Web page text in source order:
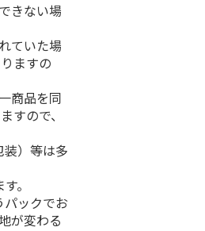
きない場
ていた場
ますの
商品を同
すので、
）等は多
。
ックでお
が変わる